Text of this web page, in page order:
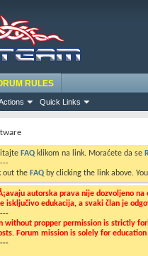
Quick Links
RULES
FAQ klikom na link. Moraćete da se
out the FAQ by clicking the link above.
autorska prava nije dozvoljeno
isključivo edukacija, a svaki član je
without propper permission is strictly
Forum mission is solely for